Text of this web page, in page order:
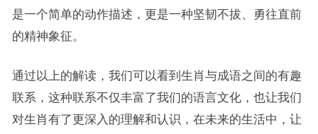
是一个简单的动作描述，更是一种坚韧不拔、勇往直前
的精神象征。
通过以上的解读，我们可以看到生肖与成语之间的有趣
联系，这种联系不仅丰富了我们的语言文化，也让我们
对生肖有了更深入的理解和认识，在未来的生活中，让